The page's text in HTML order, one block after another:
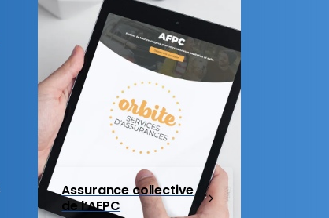
Assurance collective
de l’AFPC